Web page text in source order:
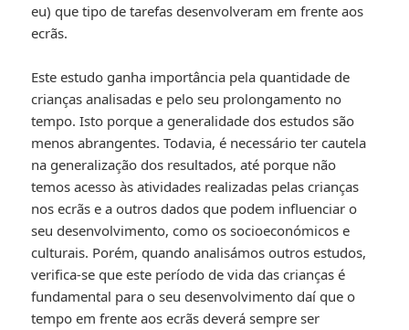
eu) que tipo de tarefas desenvolveram em frente aos
ecrãs.
Este estudo ganha importância pela quantidade de
crianças analisadas e pelo seu prolongamento no
tempo. Isto porque a generalidade dos estudos são
menos abrangentes. Todavia, é necessário ter cautela
na generalização dos resultados, até porque não
temos acesso às atividades realizadas pelas crianças
nos ecrãs e a outros dados que podem influenciar o
seu desenvolvimento, como os socioeconómicos e
culturais. Porém, quando analisámos outros estudos,
verifica-se que este período de vida das crianças é
fundamental para o seu desenvolvimento daí que o
tempo em frente aos ecrãs deverá sempre ser